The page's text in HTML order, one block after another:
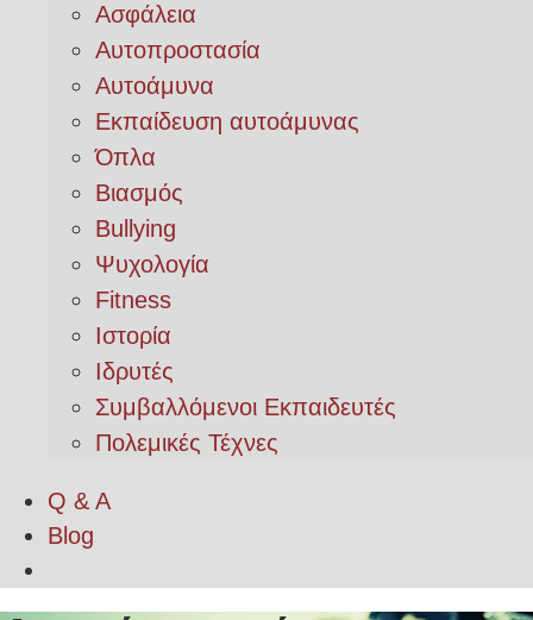
Ασφάλεια
Αυτοπροστασία
Αυτοάμυνα
Εκπαίδευση αυτοάμυνας
Όπλα
Βιασμός
Bullying
Ψυχολογία
Fitness
Ιστορία
Ιδρυτές
Συμβαλλόμενοι Εκπαιδευτές
Πολεμικές Τέχνες
Q & A
Blog